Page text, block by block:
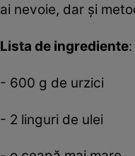
ai nevoie, dar și
Lista de ingrediente:
- 600 g de urzici
- 2 linguri de ulei